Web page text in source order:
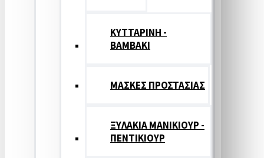
ΚΥΤΤΑΡΙΝΗ -
ΒΑΜΒΑΚΙ
ΜΑΣΚΕΣ ΠΡΟΣΤΑΣΙΑΣ
ΞΥΛΑΚΙΑ ΜΑΝΙΚΙΟΥΡ -
ΠΕΝΤΙΚΙΟΥΡ